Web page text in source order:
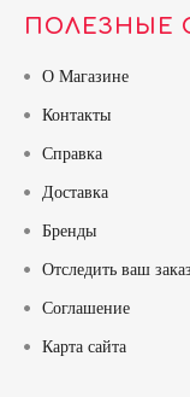
ПОЛЕЗНЫЕ
О Магазине
Контакты
Справка
Доставка
Бренды
Отследить ваш заказ
Соглашение
Карта сайта